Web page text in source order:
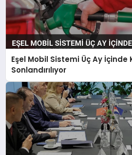
Eşel Mobil Sistemi Üç Ay
Sonlandırılıyor